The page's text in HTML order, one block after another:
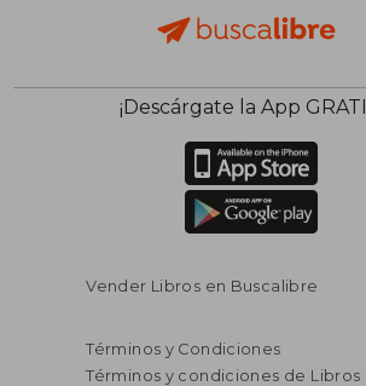
¡Descárgate la App
Vender Libros en Buscalibre
Términos y Condiciones
Términos y condiciones de Libros